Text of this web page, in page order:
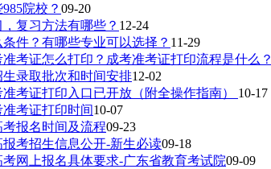
院校？ 09-20
复习方法有哪些？ 12-24
件？有哪些专业可以选择？ 11-29
考证怎么打印？成考准考证打印流程是什么？
生录取批次和时间安排12-02
考证打印入口已开放（附全操作指南） 10-17
准考证打印时间10-07
考报名时间及流程09-23
报考招生信息公开-新生必读09-18
考网上报名具体要求-广东省教育考试院09-09